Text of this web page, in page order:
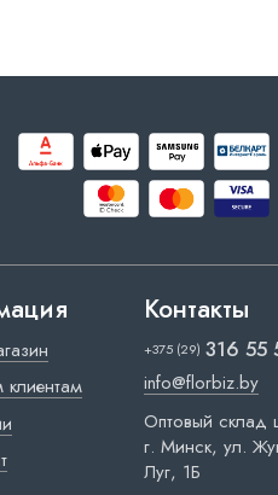
Контакты
+375 (29) 316 55
info@florbiz.by
Оптовый склад
г. Минск, ул.
Луг, 1Б